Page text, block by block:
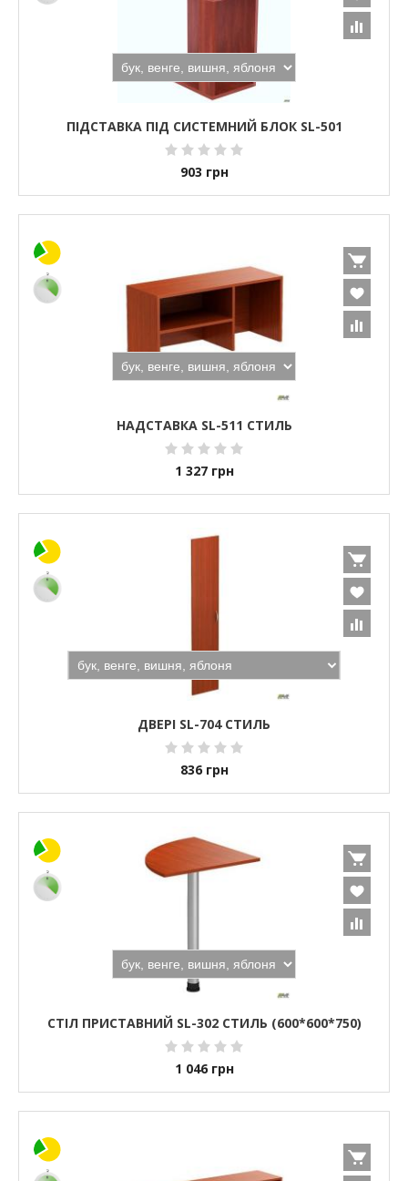
ПІДСТАВКА ПІД СИСТЕМНИЙ БЛОК SL-501
903 грн
НАДСТАВКА SL-511 СТИЛЬ
1 327 грн
ДВЕРІ SL-704 СТИЛЬ
836 грн
СТІЛ ПРИСТАВНИЙ SL-302 СТИЛЬ (600*600*750)
1 046 грн